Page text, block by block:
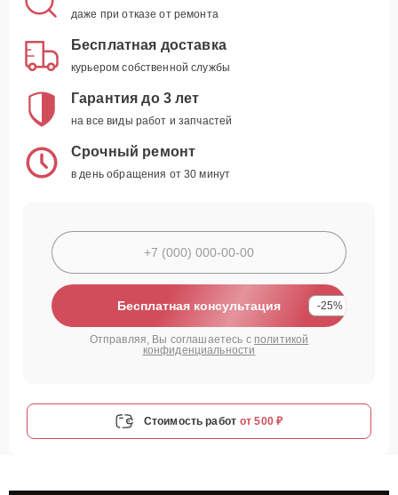
даже при отказе от ремонта
Бесплатная доставка
курьером собственной службы
Гарантия до 3 лет
на все виды работ и запчастей
Срочный ремонт
в день обращения от 30 минут
Бесплатная консультация -25%
Отправляя, Вы соглашаетесь с политикой
конфиденциальности
Стоимость работ от 500 ₽